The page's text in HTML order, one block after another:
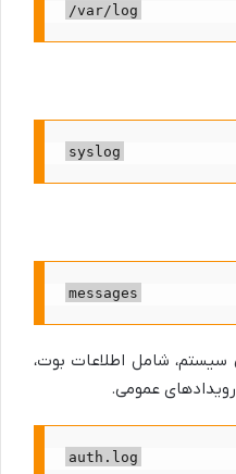
/var/log
syslog
messages
شامل اطلاعات بوت،
عمومی.
auth.log